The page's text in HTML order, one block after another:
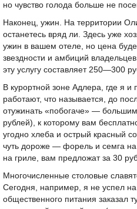
но чувство голода больше не
Наконец, ужин. На территории
останетесь вряд ли. Здесь уже
ужин в вашем отеле, но цена
звездности и амбиций
эту услугу составляет 250—300
В курортной зоне Адлера, где я
работают, что называется, до
отужинать «побогаче» —
рублей), к которому вам
угодно хлеба и острый красный
чуть дороже — форель и семга
на гриле, вам предложат за 30
Многочисленные столовые
Сегодня, например, я не успел на
общественного питания заказал